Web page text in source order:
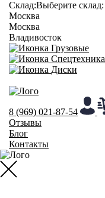
Cклад:Выберите склад:
Москва
Москва
Владивосток
Грузовые
Спецтехника
Диски
8 (969) 021-87-54
Отзывы
Блог
Контакты